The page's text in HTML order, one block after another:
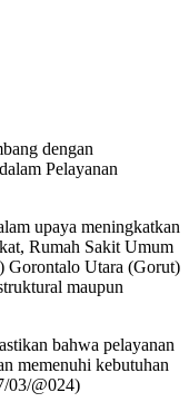
dengan
Pelayanan
upaya meningkatkan
Rumah Sakit Umum
Utara (Gorut)
maupun
bahwa pelayanan
memenuhi kebutuhan
03/@024)